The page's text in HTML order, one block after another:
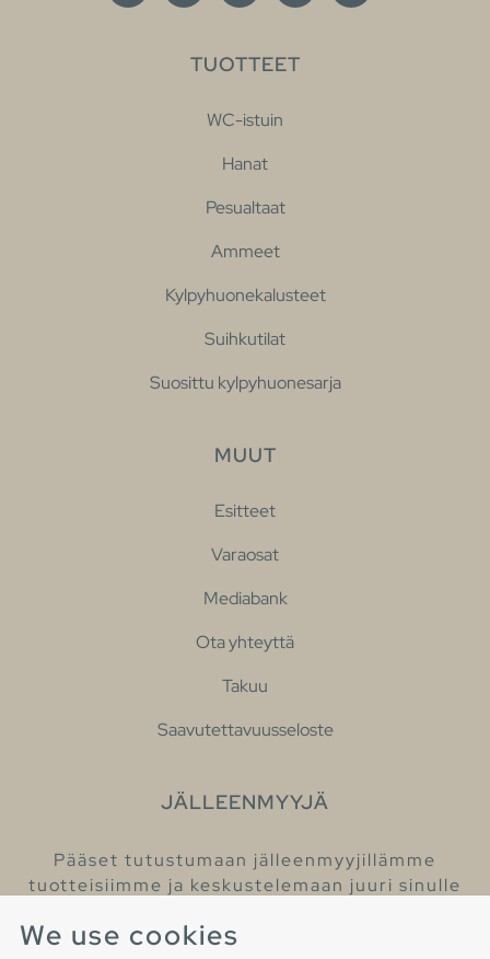
We use cookies
TUOTTEET
WC-istuin
Hanat
Pesualtaat
Ammeet
Kylpyhuonekalusteet
Suihkutilat
Suosittu kylpyhuonesarja
MUUT
Esitteet
Varaosat
Mediabank
Ota yhteyttä
Takuu
Saavutettavuusseloste
JÄLLEENMYYJÄ
Pääset tutustumaan jälleenmyyjillämme
tuotteisiimme ja keskustelemaan juuri sinulle